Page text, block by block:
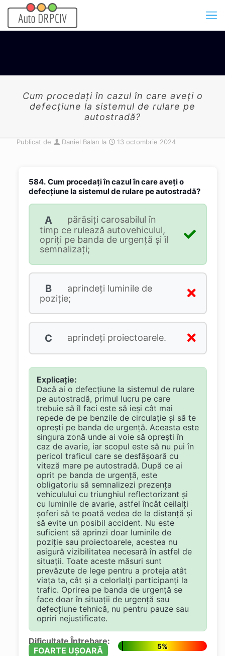
Cum procedaţi în cazul în care aveţi o
defecţiune la sistemul de rulare pe
autostradă?
Publicat de Daniel Balan la 13 octombrie 2024
584. Cum procedaţi în cazul în care aveţi o
defecţiune la sistemul de rulare pe autostradă?
A
părăsiţi carosabilul în
timp ce rulează autovehiculul,
opriţi pe banda de urgenţă şi îl
semnalizaţi;
B
aprindeţi luminile de
poziţie;
C aprindeţi proiectoarele.
Explicație:
Dacă ai o defecțiune la sistemul de rulare
pe autostradă, primul lucru pe care
trebuie să îl faci este să ieși cât mai
repede de pe benzile de circulație și să te
oprești pe banda de urgență. Aceasta este
singura zonă unde ai voie să oprești în
caz de avarie, iar scopul este să nu pui în
pericol traficul care se desfășoară cu
viteză mare pe autostradă. După ce ai
oprit pe banda de urgență, este
obligatoriu să semnalizezi prezența
vehiculului cu triunghiul reflectorizant și
cu luminile de avarie, astfel încât ceilalți
șoferi să te poată vedea de la distanță și
să evite un posibil accident. Nu este
suficient să aprinzi doar luminile de
poziție sau proiectoarele, acestea nu
asigură vizibilitatea necesară în astfel de
situații. Toate aceste măsuri sunt
prevăzute de lege pentru a proteja atât
viața ta, cât și a celorlalți participanți la
trafic. Oprirea pe banda de urgență se
face doar în situații de urgență sau
defecțiune tehnică, nu pentru pauze sau
opriri nejustificate.
Dificultate Întrebare:
FOARTE UȘOARĂ
5%